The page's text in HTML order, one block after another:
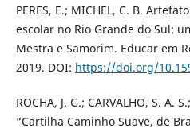
PERES, E.; MICHEL, C. B.
escolar no Rio Grande do Sul:
Mestra e Samorim. Educar em
2019. DOI: https://doi.org/
ROCHA, J. G.; CARVALHO, S. A.
“Cartilha Caminho Suave, de